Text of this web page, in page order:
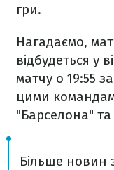
гри.
Нагадаємо,
відбудеться у
матчу о 19:55
цими
"Барселона"
Більше новин